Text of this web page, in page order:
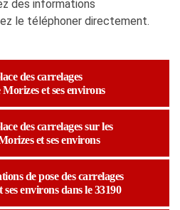
des informations
le téléphoner directement.
des carrelages
et ses environs
des carrelages sur les
et ses environs
de pose des carrelages
environs dans le 33190